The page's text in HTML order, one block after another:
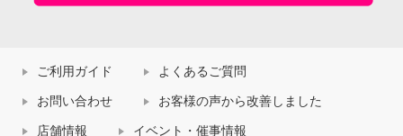
ご利用ガイド よくあるご質問
お問い合わせ お客様の声から改善しました
店舗情報 イベント・催事情報